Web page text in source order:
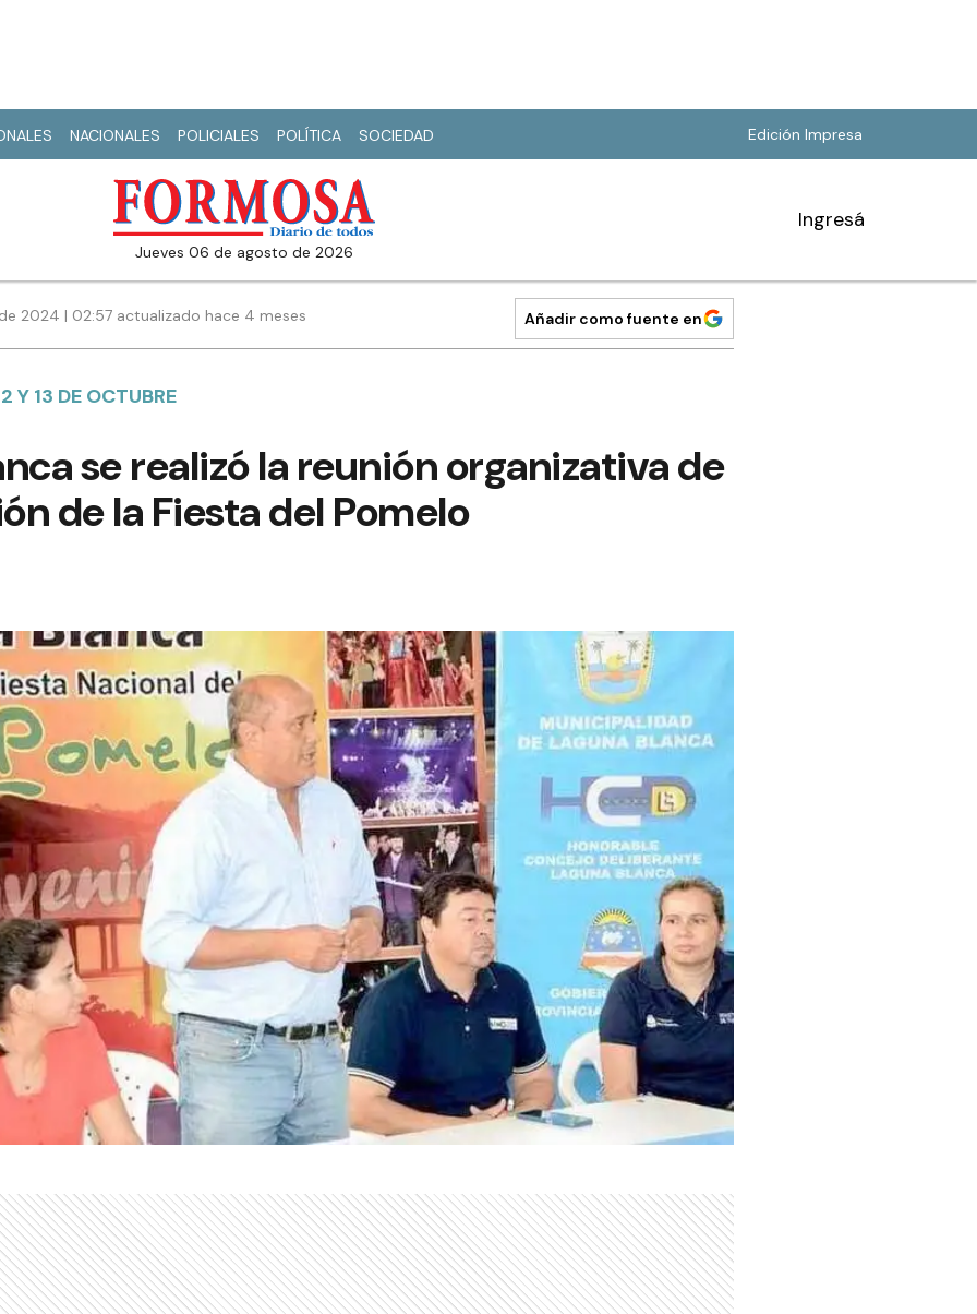
NACIONALES POLICIALES POLÍTICA SOCIEDAD Edición Impresa
jueves 06 de agosto de 2026
Ingresá
2024 | 02:57 actualizado hace 4 meses Añadir como fuente en
Y 13 DE OCTUBRE
se realizó la reunión organizativa de
de la Fiesta del Pomelo